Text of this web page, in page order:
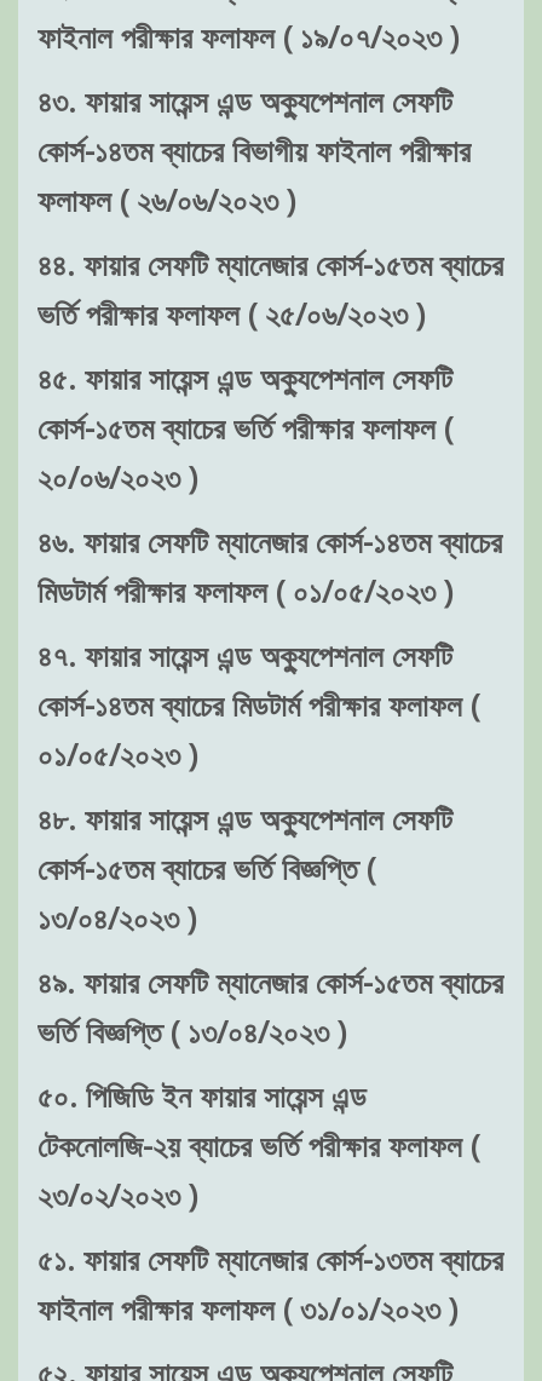
ফাইনাল পরীক্ষার ফলাফল ( ১৯/০৭/২০২৩ )
৪৩. ফায়ার সায়েন্স এন্ড অক্যুপেশনাল সেফটি
কোর্স-১৪তম ব্যাচের বিভাগীয় ফাইনাল পরীক্ষার
ফলাফল ( ২৬/০৬/২০২৩ )
৪৪. ফায়ার সেফটি ম্যানেজার কোর্স-১৫তম ব্যাচের
ভর্তি পরীক্ষার ফলাফল ( ২৫/০৬/২০২৩ )
৪৫. ফায়ার সায়েন্স এন্ড অক্যুপেশনাল সেফটি
কোর্স-১৫তম ব্যাচের ভর্তি পরীক্ষার ফলাফল (
২০/০৬/২০২৩ )
৪৬. ফায়ার সেফটি ম্যানেজার কোর্স-১৪তম ব্যাচের
মিডটার্ম পরীক্ষার ফলাফল ( ০১/০৫/২০২৩ )
৪৭. ফায়ার সায়েন্স এন্ড অক্যুপেশনাল সেফটি
কোর্স-১৪তম ব্যাচের মিডটার্ম পরীক্ষার ফলাফল (
০১/০৫/২০২৩ )
৪৮. ফায়ার সায়েন্স এন্ড অক্যুপেশনাল সেফটি
কোর্স-১৫তম ব্যাচের ভর্তি বিজ্ঞপ্তি (
১৩/০৪/২০২৩ )
৪৯. ফায়ার সেফটি ম্যানেজার কোর্স-১৫তম ব্যাচের
ভর্তি বিজ্ঞপ্তি ( ১৩/০৪/২০২৩ )
৫০. পিজিডি ইন ফায়ার সায়েন্স এন্ড
টেকনোলজি-২য় ব্যাচের ভর্তি পরীক্ষার ফলাফল (
২৩/০২/২০২৩ )
৫১. ফায়ার সেফটি ম্যানেজার কোর্স-১৩তম ব্যাচের
ফাইনাল পরীক্ষার ফলাফল ( ৩১/০১/২০২৩ )
৫২. ফায়ার সায়েন্স এন্ড অক্যুপেশনাল সেফটি